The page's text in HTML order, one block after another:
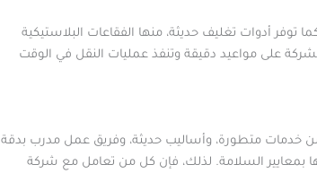
أدوات تغليف حديثة، منها الفقاعات البلاستيكية
على مواعيد دقيقة وتنفذ عمليات النقل في الوقت
متطورة، وأساليب حديثة، وفريق عمل مدرب بدقة
بمعايير السلامة. لذلك، فإن كل من تعامل مع شركة